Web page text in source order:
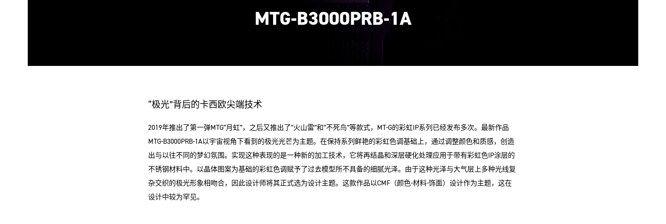
MTG-B3000PRB-1A
“极光”背后的卡西欧尖端技术
2019年推出了第一弹MTG“月虹”，之后又推出了“火山雷”和“不死鸟”等款式，MT-G的彩虹IP系列已经发布多次。最新作品
MTG-B3000PRB-1A以宇宙视角下看到的极光光芒为主题。在保持系列鲜艳的彩虹色调基础上，通过调整颜色和质感，创造
出与以往不同的梦幻氛围。实现这种表现的是一种新的加工技术，它将再结晶和深层硬化处理应用于带有彩虹色IP涂层的
不锈钢材料中。以晶体图案为基础的彩虹色调赋予了过去模型所不具备的细腻光泽。由于这种光泽与大气层上多种光线复
杂交织的极光形象相吻合，因此设计师将其正式选为设计主题。这款作品以CMF（颜色-材料-饰面）设计作为主题，这在
设计中较为罕见。